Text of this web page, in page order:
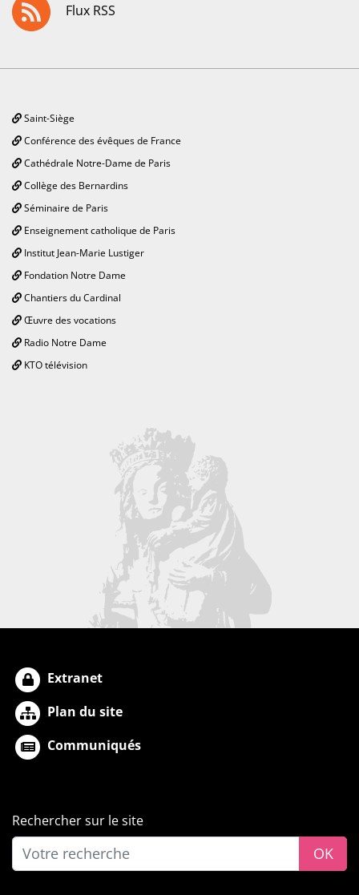
Flux RSS
Saint-Siège
Conférence des évêques de France
Cathédrale Notre-Dame de Paris
Collège des Bernardins
Séminaire de Paris
Enseignement catholique de Paris
Institut Jean-Marie Lustiger
Fondation Notre Dame
Chantiers du Cardinal
Œuvre des vocations
Radio Notre Dame
KTO télévision
Extranet
Plan du site
Communiqués
Rechercher sur le site
OK